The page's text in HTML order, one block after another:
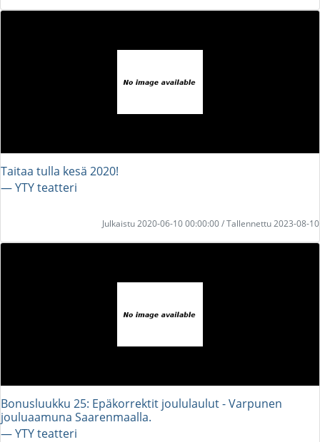
Taitaa tulla kesä 2020!
― YTY teatteri
Julkaistu 2020-06-10 00:00:00 / Tallennettu 2023-08-10
Bonusluukku 25: Epäkorrektit joululaulut - Varpunen
jouluaamuna Saarenmaalla.
― YTY teatteri